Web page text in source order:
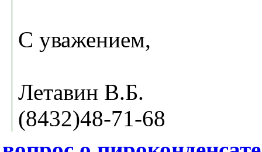
С уважением,
Летавин В.Б.
(8432)48-71-68